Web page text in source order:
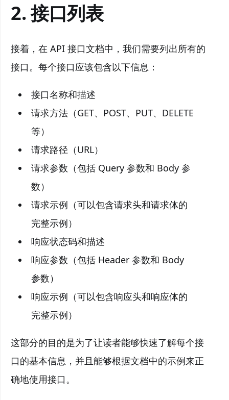
2. 接口列表
接着，在 API 接口文档中，我们需要列出所有的
接口。每个接口应该包含以下信息：
接口名称和描述
请求方法（GET、POST、PUT、DELETE
等）
请求路径（URL）
请求参数（包括 Query 参数和 Body 参
数）
请求示例（可以包含请求头和请求体的
完整示例）
响应状态码和描述
响应参数（包括 Header 参数和 Body
参数）
响应示例（可以包含响应头和响应体的
完整示例）
这部分的目的是为了让读者能够快速了解每个接
口的基本信息，并且能够根据文档中的示例来正
确地使用接口。